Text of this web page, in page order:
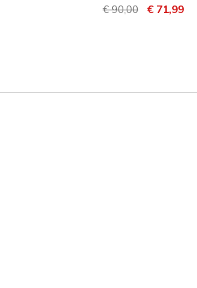
Preço com
€ 90,00para
€ 71,99